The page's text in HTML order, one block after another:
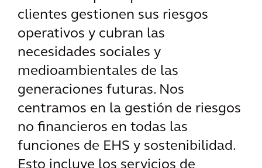
clientes gestionen sus riesgos
operativos y cubran las
necesidades sociales y
medioambientales de las
generaciones futuras. Nos
centramos en la gestión de riesgos
no financieros en todas las
funciones de EHS y sostenibilidad.
Esto incluye los servicios de